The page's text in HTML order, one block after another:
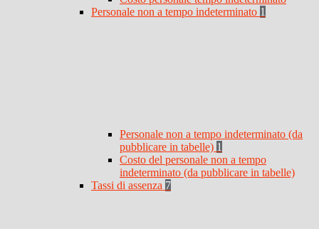
Personale non a tempo indeterminato 1
Personale non a tempo indeterminato (da
pubblicare in tabelle) 1
Costo del personale non a tempo
indeterminato (da pubblicare in tabelle)
Tassi di assenza 7